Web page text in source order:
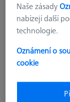
626109-9180-
Naše zásady
nabízejí další
technologie.
Oznámení o
cookie